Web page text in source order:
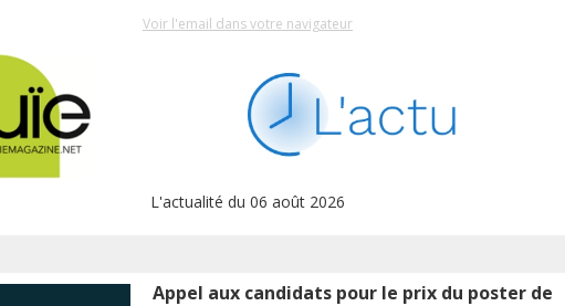
Voir l'email dans votre navigateur
L'actualité du 06 août 2026
Appel aux candidats pour le prix du poster de